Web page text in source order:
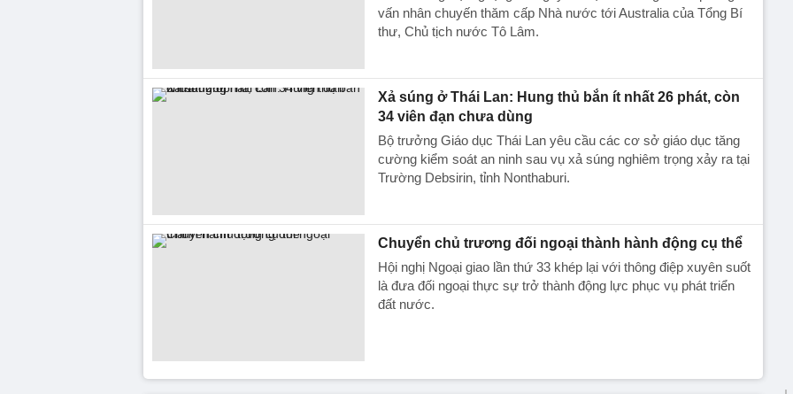
vấn nhân chuyến thăm cấp Nhà nước tới Australia của Tổng Bí
thư, Chủ tịch nước Tô Lâm.
Xả súng ở Thái Lan: Hung thủ bắn ít nhất 26 phát, còn
34 viên đạn chưa dùng
Bộ trưởng Giáo dục Thái Lan yêu cầu các cơ sở giáo dục tăng
cường kiểm soát an ninh sau vụ xả súng nghiêm trọng xảy ra tại
Trường Debsirin, tỉnh Nonthaburi.
Chuyển chủ trương đối ngoại thành hành động cụ thể
Hội nghị Ngoại giao lần thứ 33 khép lại với thông điệp xuyên suốt
là đưa đối ngoại thực sự trở thành động lực phục vụ phát triển
đất nước.